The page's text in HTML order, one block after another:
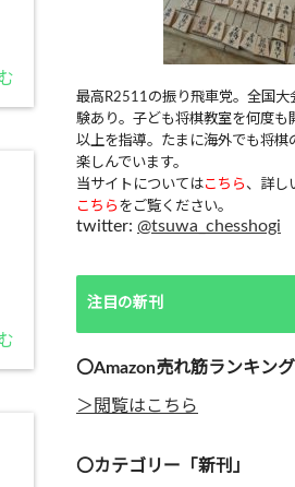
最高R2511の振り飛車党。全国大
験あり。子ども将棋教室を何度
以上を指導。たまに海外でも将棋
楽しんでいます。
当サイトについてはこちら 、詳し
こちら をご覧ください。
twitter: @tsuwa_chesshogi
注目の新刊
〇Amazon売れ筋ランキング
＞閲覧はこちら
〇カテゴリー「新刊」